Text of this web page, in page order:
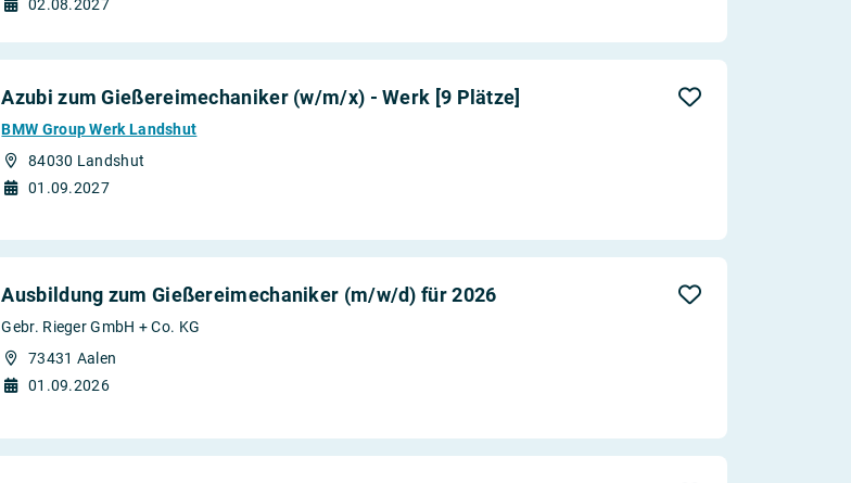
02.08.2027
Azubi zum Gießereimechaniker (w/m/x) - Werk [9 Plätze]
BMW Group Werk Landshut
84030 Landshut
01.09.2027
Ausbildung zum Gießereimechaniker (m/w/d) für 2026
Gebr. Rieger GmbH + Co. KG
73431 Aalen
01.09.2026